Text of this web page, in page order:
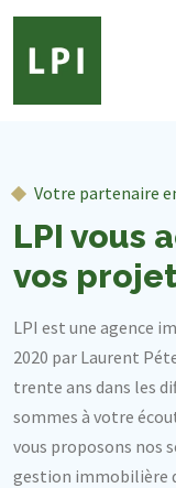
Votre partenaire
LPI vous
vos
LPI est une agence
2020 par Laurent
trente ans dans les
sommes à votre
vous proposons nos
gestion immobilière